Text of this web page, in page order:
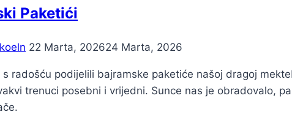
Paketići
22 Marta, 202624 Marta, 2026
s radošću podijelili bajramske paketiće našoj dragoj
trenuci posebni i vrijedni. Sunce nas je obradovalo,